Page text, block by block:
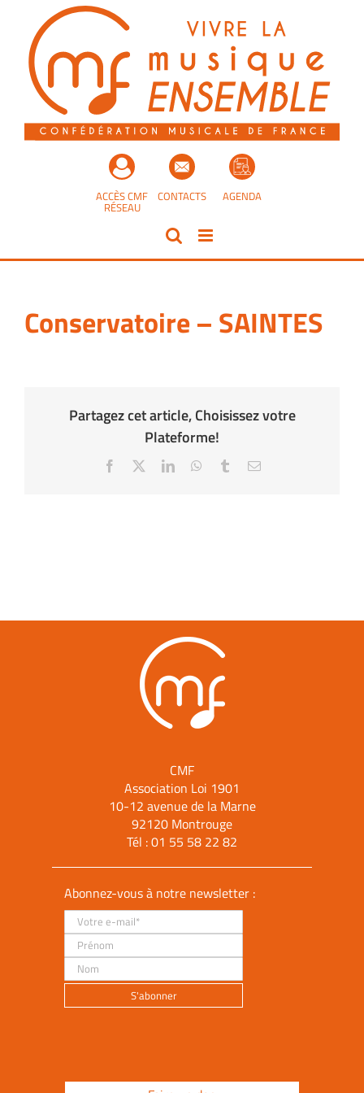
contenu
AGENDA
CONTACTS
ACCÈS CMF
RÉSEAU
Conservatoire – SAINTES
Partagez cet article, Choisissez votre
Plateforme!
Facebook LinkedInWhatsApp
TumblrEmail
CMF
Association Loi 1901
10-12 avenue de la Marne
92120 Montrouge
Tél :01 55 58 22 82
Abonnez-vous à notre newsletter :